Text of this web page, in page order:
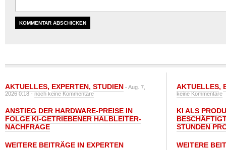
AKTUELLES, EXPERTEN, STUDIEN - Aug. 7,
2026 0:18 -noch keine Kommentare
ANSTIEG DER HARDWARE-PREISE IN
FOLGE KI-GETRIEBENER HALBLEITER-
NACHFRAGE
WEITERE BEITRÄGE IN EXPERTEN
AKTUELLES,
keine Kommentare
KI ALS
STUNDEN
WEITERE